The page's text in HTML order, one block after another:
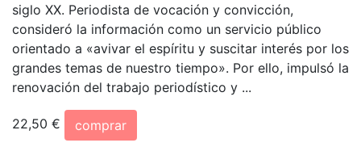
siglo XX. Periodista de vocación y convicción,
consideró la información como un servicio público
orientado a «avivar el espíritu y suscitar interés por los
grandes temas de nuestro tiempo». Por ello, impulsó la
renovación del trabajo periodístico y ...
22,50 €
comprar